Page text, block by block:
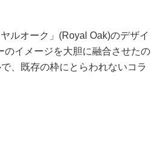
ルオーク」(Royal Oak)のデザイ
のイメージを大胆に融合させたの
、既存の枠にとらわれないコラ